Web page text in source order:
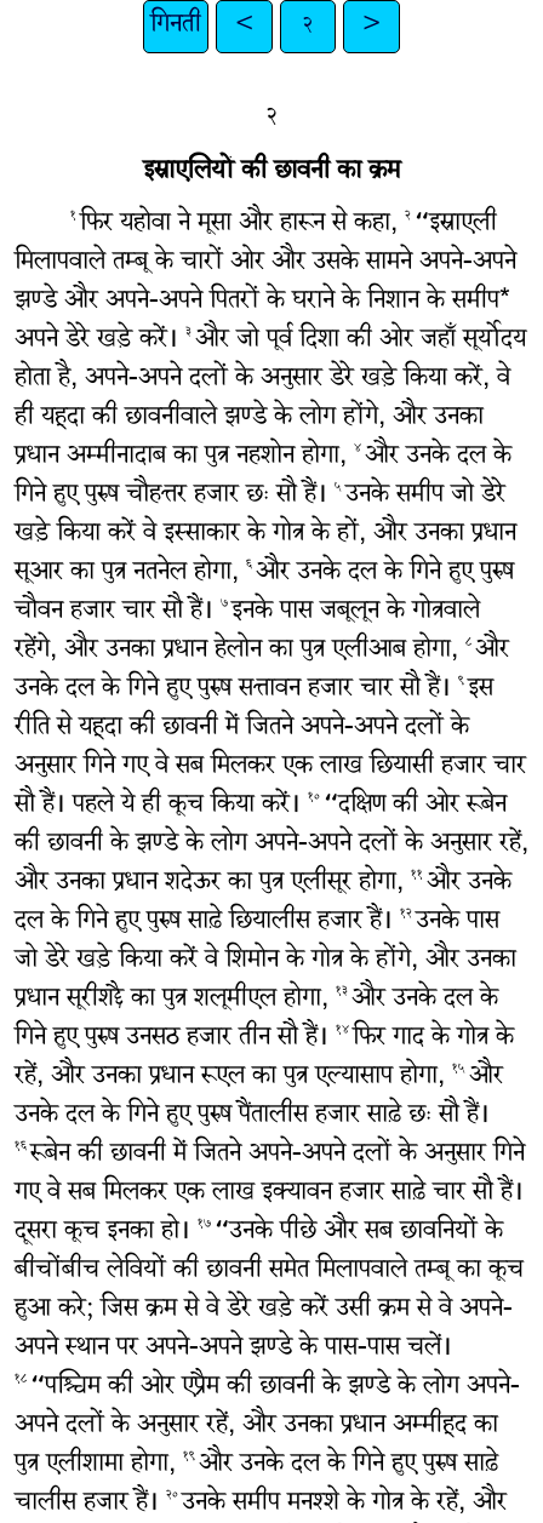
गिनती < २ >
२
इस्राएलियों की छावनी का क्रम
१फिर यहोवा ने मूसा और हारून से कहा, २“इस्राएली
मिलापवाले तम्बू के चारों ओर और उसके सामने अपने-अपने
झण्डे और अपने-अपने पितरों के घराने के निशान के समीप*
अपने डेरे खड़े करें। ३और जो पूर्व दिशा की ओर जहाँ सूर्योदय
होता है, अपने-अपने दलों के अनुसार डेरे खड़े किया करें, वे
ही यहूदा की छावनीवाले झण्डे के लोग होंगे, और उनका
प्रधान अम्मीनादाब का पुत्र नहशोन होगा, ४और उनके दल के
गिने हुए पुरुष चौहत्तर हजार छः सौ हैं। ५उनके समीप जो डेरे
खड़े किया करें वे इस्साकार के गोत्र के हों, और उनका प्रधान
सूआर का पुत्र नतनेल होगा, ६और उनके दल के गिने हुए पुरुष
चौवन हजार चार सौ हैं। ७इनके पास जबूलून के गोत्रवाले
रहेंगे, और उनका प्रधान हेलोन का पुत्र एलीआब होगा, ८और
उनके दल के गिने हुए पुरुष सत्तावन हजार चार सौ हैं। ९इस
रीति से यहूदा की छावनी में जितने अपने-अपने दलों के
अनुसार गिने गए वे सब मिलकर एक लाख छियासी हजार चार
सौ हैं। पहले ये ही कूच किया करें। १०“दक्षिण की ओर रूबेन
की छावनी के झण्डे के लोग अपने-अपने दलों के अनुसार रहें,
और उनका प्रधान शदेऊर का पुत्र एलीसूर होगा, ११और उनके
दल के गिने हुए पुरुष साढ़े छियालीस हजार हैं। १२उनके पास
जो डेरे खड़े किया करें वे शिमोन के गोत्र के होंगे, और उनका
प्रधान सूरीशद्दै का पुत्र शलूमीएल होगा, १३और उनके दल के
गिने हुए पुरुष उनसठ हजार तीन सौ हैं। १४फिर गाद के गोत्र के
रहें, और उनका प्रधान रूएल का पुत्र एल्यासाप होगा, १५और
उनके दल के गिने हुए पुरुष पैंतालीस हजार साढ़े छः सौ हैं।
१६रूबेन की छावनी में जितने अपने-अपने दलों के अनुसार गिने
गए वे सब मिलकर एक लाख इक्यावन हजार साढ़े चार सौ हैं।
दूसरा कूच इनका हो। १७“उनके पीछे और सब छावनियों के
बीचोंबीच लेवियों की छावनी समेत मिलापवाले तम्बू का कूच
हुआ करे; जिस क्रम से वे डेरे खड़े करें उसी क्रम से वे अपने-
अपने स्थान पर अपने-अपने झण्डे के पास-पास चलें।
१८“पश्चिम की ओर एप्रैम की छावनी के झण्डे के लोग अपने-
अपने दलों के अनुसार रहें, और उनका प्रधान अम्मीहूद का
पुत्र एलीशामा होगा, १९और उनके दल के गिने हुए पुरुष साढ़े
चालीस हजार हैं। २०उनके समीप मनश्शे के गोत्र के रहें, और